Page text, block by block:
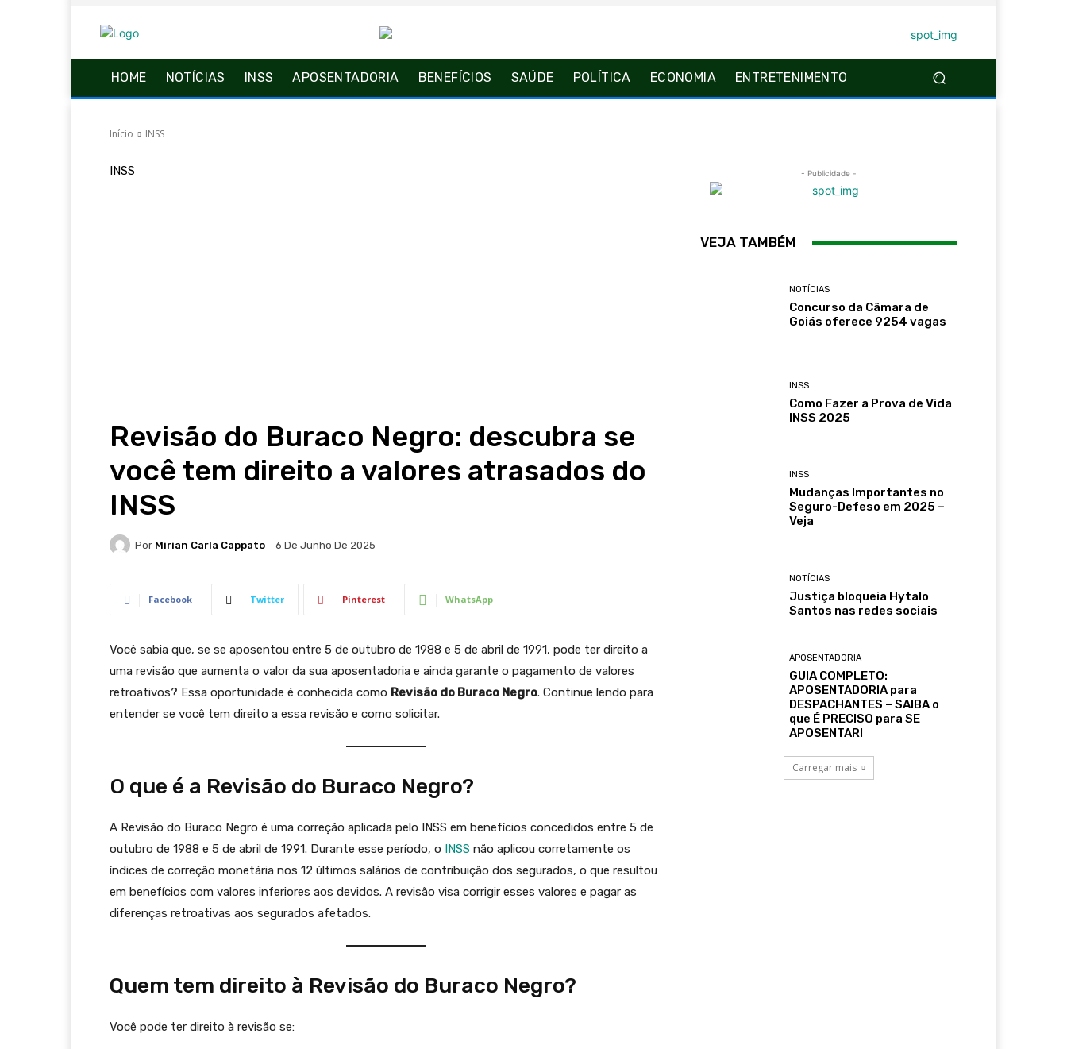
HOME NOTÍCIAS INSS APOSENTADORIA BENEFÍCIOS SAÚDE POLÍTICA ECONOMIA ENTRETENIMENTO
Início INSS
INSS
Revisão do Buraco Negro: descubra se
você tem direito a valores atrasados do
INSS
Por Mirian Carla Cappato 6 De Junho De 2025
Facebook Twitter Pinterest WhatsApp
Você sabia que, se se aposentou entre 5 de outubro de 1988 e 5 de abril de 1991, pode ter direito a
uma revisão que aumenta o valor da sua aposentadoria e ainda garante o pagamento de valores
retroativos? Essa oportunidade é conhecida como Revisão do Buraco Negro. Continue lendo para
entender se você tem direito a essa revisão e como solicitar.
O que é a Revisão do Buraco Negro?
A Revisão do Buraco Negro é uma correção aplicada pelo INSS em benefícios concedidos entre 5 de
outubro de 1988 e 5 de abril de 1991. Durante esse período, o INSS não aplicou corretamente os
índices de correção monetária nos 12 últimos salários de contribuição dos segurados, o que resultou
em benefícios com valores inferiores aos devidos. A revisão visa corrigir esses valores e pagar as
diferenças retroativas aos segurados afetados.
Quem tem direito à Revisão do Buraco Negro?
Você pode ter direito à revisão se:
- Publicidade -
VEJA TAMBÉM
NOTÍCIAS
Concurso da Câmara de
Goiás oferece 9254 vagas
INSS
Como Fazer a Prova de Vida
INSS 2025
INSS
Mudanças Importantes no
Seguro-Defeso em 2025 –
Veja
NOTÍCIAS
Justiça bloqueia Hytalo
Santos nas redes sociais
APOSENTADORIA
GUIA COMPLETO:
APOSENTADORIA para
DESPACHANTES – SAIBA o
que É PRECISO para SE
APOSENTAR!
Carregar mais